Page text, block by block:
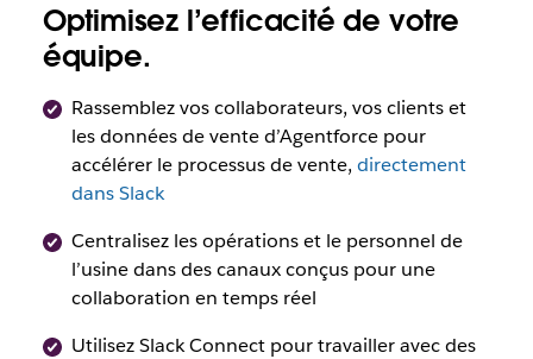
Optimisez l’efficacité de votre
équipe.
Rassemblez vos collaborateurs, vos clients et
les données de vente d’Agentforce pour
accélérer le processus de vente, directement
dans Slack
Centralisez les opérations et le personnel de
l’usine dans des canaux conçus pour une
collaboration en temps réel
Utilisez Slack Connect pour travailler avec des